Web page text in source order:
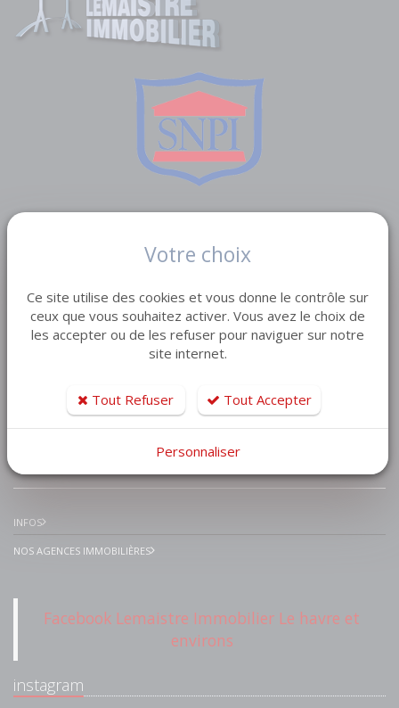
VENTE TERRAIN
VENTE IMMEUBLE
INFOS
NOS AGENCES IMMOBILIÈRES
Facebook Lemaistre Immobilier Le havre et
environs
instagram
Votre choix
Ce site utilise des cookies et vous donne le contrôle sur
ceux que vous souhaitez activer. Vous avez le choix de
les accepter ou de les refuser pour naviguer sur notre
site internet.
Tout Refuser Tout Accepter
Personnaliser